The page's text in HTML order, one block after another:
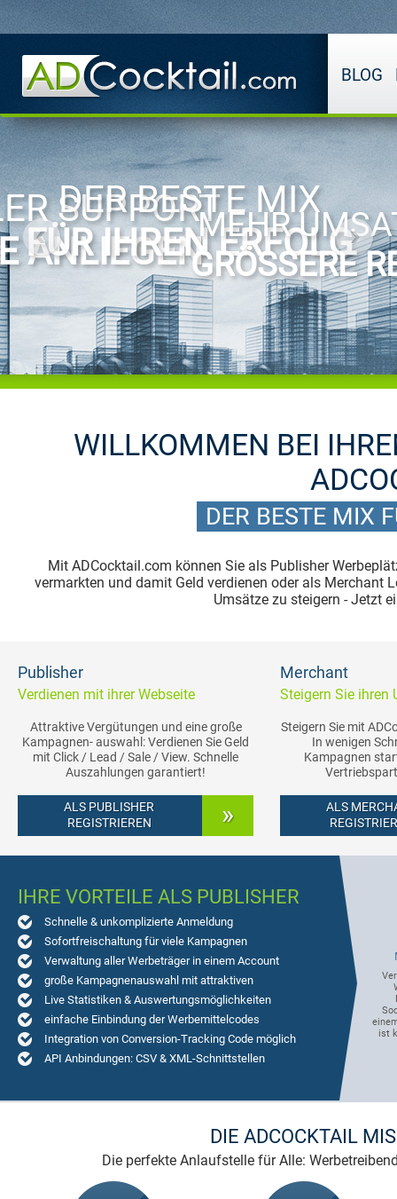
SUPPORT
ANLIEGEN
DER BESTE MIX
FÜR IHREN ERFOLG
MEHR
GRÖSSERE
BLOG
WILLKOMMEN BEI
DER BESTE MIX
Mit ADCocktail.com können Sie als Publisher
vermarkten und damit Geld verdienen oder als Merchant
Umsätze zu steigern - Jetzt
Publisher
Verdienen mit ihrer Webseite
Attraktive Vergütungen und eine große
Kampagnen- auswahl: Verdienen Sie Geld
mit Click / Lead / Sale / View. Schnelle
Auszahlungen garantiert!
ALS PUBLISHER
REGISTRIEREN
Merchant
Steigern Sie ihren
Steigern Sie mit
In wenigen
Kampagnen
ALS
IHRE VORTEILE ALS PUBLISHER
Schnelle & unkomplizierte Anmeldung
Sofortfreischaltung für viele Kampagnen
Verwaltung aller Werbeträger in einem Account
große Kampagnenauswahl mit attraktiven
Live Statistiken & Auswertungsmöglichkeiten
einfache Einbindung der Werbemittelcodes
Integration von Conversion-Tracking Code möglich
API Anbindungen: CSV & XML-Schnittstellen
ist
DIE ADCOCKTAIL
Die perfekte Anlaufstelle für Alle: